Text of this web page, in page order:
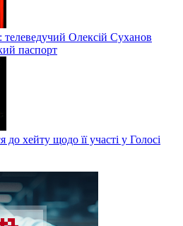
телеведучий Олексій Суханов
паспорт
хейту щодо її участі у Голосі